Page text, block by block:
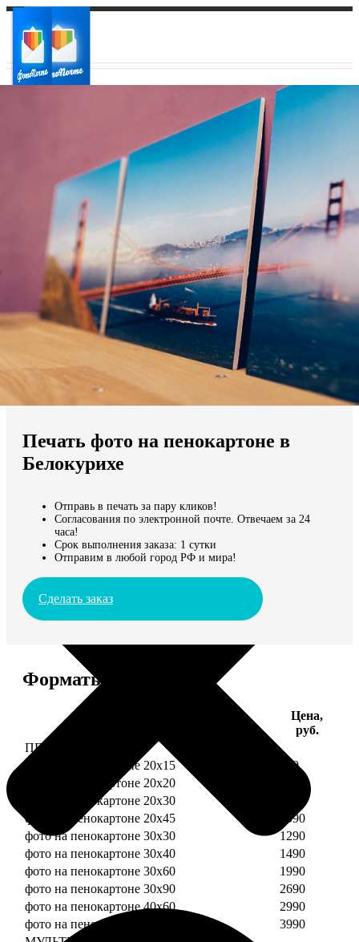
Ваш регион доставки
Выберите из списка:
Мы доставляем по всему миру
Продолжить без города
Печать фото на пенокартоне в
Белокурихе
Отправь в печать за пару кликов!
Согласования по электронной почте. Отвечаем за 24
часа!
Срок выполнения заказа: 1 сутки
Отправим в любой город РФ и мира!
Сделать заказ
Форматы и цены
Цена,
руб.
ПЕНОКАРТОН
фото на пенокартоне 20х15
690
фото на пенокартоне 20х20
фото на пенокартоне 20х30
фото на пенокартоне 20х45
1090
фото на пенокартоне 30х30
1290
фото на пенокартоне 30х40
1490
фото на пенокартоне 30х60
1990
фото на пенокартоне 30х90
2690
фото на пенокартоне 40х60
2990
фото на пенокартоне 50х70
3990